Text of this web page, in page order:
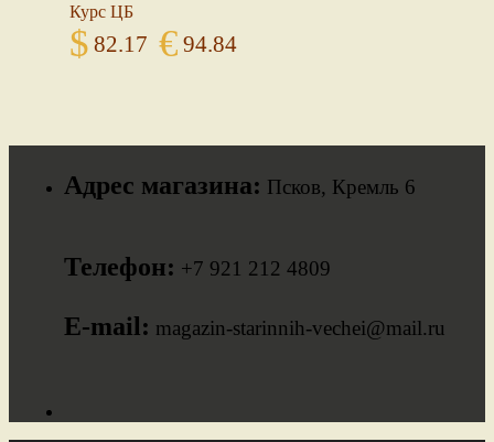
Курс ЦБ
$ 82.17 € 94.84
Адрес магазина: Псков, Кремль 6
Телефон: +7 921 212 4809
E-mail: magazin-starinnih-vechei@mail.ru